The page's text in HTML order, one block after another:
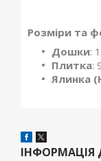
Розміри та
Дошки:
Плитка:
Ялинка